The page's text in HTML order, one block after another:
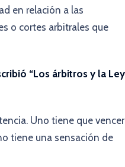
en relación a las
o cortes arbitrales que
“Los árbitros y la Ley
Uno tiene que
tiene una sensación de